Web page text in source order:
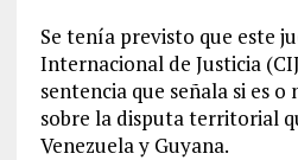
Se tenía previsto que este
Internacional de Justicia
sentencia que señala si es o
sobre la disputa territorial
Venezuela y Guyana.